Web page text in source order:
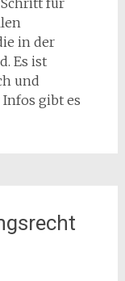
für
in der
Es ist
und
gibt es